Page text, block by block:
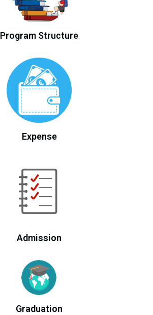
Program Structure
Expense
Admission
Graduation